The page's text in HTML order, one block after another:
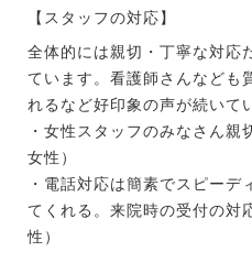
【スタッフの対応】
全体的には親切・丁寧な対応
ています。看護師さんなども
れるなど好印象の声が続いて
・女性スタッフのみなさん
女性）
・電話対応は簡素でスピーデ
てくれる。来院時の受付の対
性）